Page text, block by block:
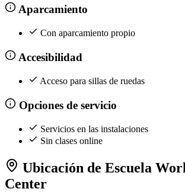
Aparcamiento
Con aparcamiento propio
Accesibilidad
Acceso para sillas de ruedas
Opciones de servicio
Servicios en las instalaciones
Sin clases online
Ubicación de Escuela
Center